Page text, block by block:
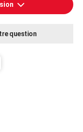
question